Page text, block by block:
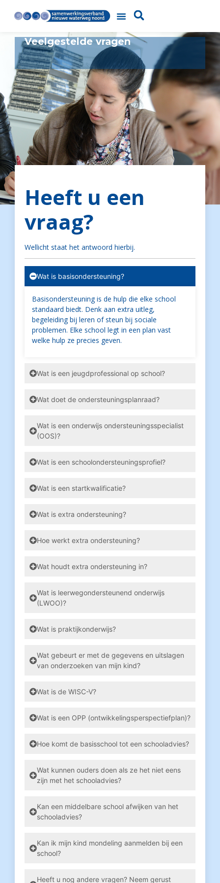
Veelgestelde vragen
Heeft u een
vraag?
Wellicht staat het antwoord hierbij.
Wat is basisondersteuning?
Basisondersteuning is de hulp die elke school
standaard biedt. Denk aan extra uitleg,
begeleiding bij leren of steun bij sociale
problemen. Elke school legt in een plan vast
welke hulp ze precies geven.
Wat is een jeugdprofessional op school?
Wat doet de ondersteuningsplanraad?
Wat is een onderwijs ondersteuningsspecialist
(OOS)?
Wat is een schoolondersteuningsprofiel?
Wat is een startkwalificatie?
Wat is extra ondersteuning?
Hoe werkt extra ondersteuning?
Wat houdt extra ondersteuning in?
Wat is leerwegondersteunend onderwijs
(LWOO)?
Wat is praktijkonderwijs?
Wat gebeurt er met de gegevens en uitslagen
van onderzoeken van mijn kind?
Wat is de WISC-V?
Wat is een OPP (ontwikkelingsperspectiefplan)?
Hoe komt de basisschool tot een schooladvies?
Wat kunnen ouders doen als ze het niet eens
zijn met het schooladvies?
Kan een middelbare school afwijken van het
schooladvies?
Kan ik mijn kind mondeling aanmelden bij een
school?
Heeft u nog andere vragen? Neem gerust